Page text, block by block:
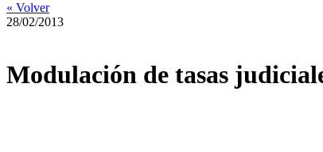
« Volver
28/02/2013
Modulación de tasas